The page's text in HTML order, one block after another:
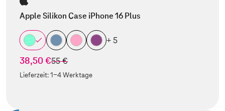
Apple Silikon Case iPhone 16 Plus
+ 5
38,50 €statt
55 €
Lieferzeit:1-4 Werktage